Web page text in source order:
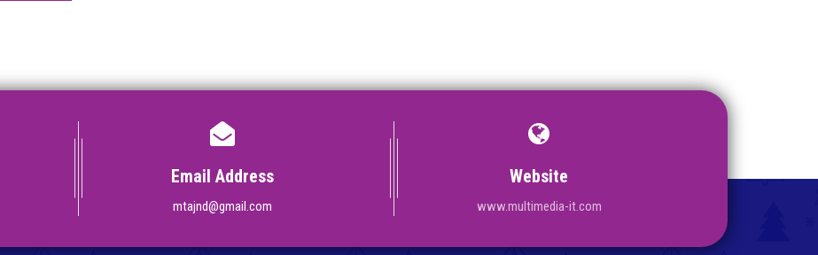
Email Address
mtajnd@gmail.com
Website
www.multimedia-it.com